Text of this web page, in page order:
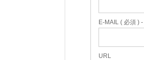
E-MAIL ( 必須 )
URL